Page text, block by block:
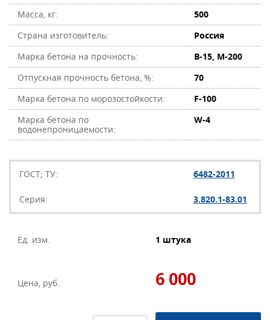
Масса, кг:
500
Страна изготовитель:
Россия
Марка бетона на прочность:
В-15, М-200
Отпускная прочность бетона, %:
70
Марка бетона по морозостойкости:
F-100
Марка бетона по
водонепроницаемости:
W-4
ГОСТ; ТУ: 6482-2011
Серия: 3.820.1-83.01
Ед. изм. 1 штука
Цена, руб. 6 000